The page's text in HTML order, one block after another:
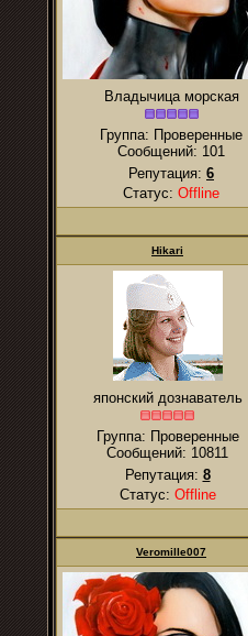
Владычица морская
Группа: Проверенные
Сообщений: 101
Репутация: 6
Статус: Offline
Hikari
японский дознаватель
Группа: Проверенные
Сообщений: 10811
Репутация: 8
Статус: Offline
Veromille007